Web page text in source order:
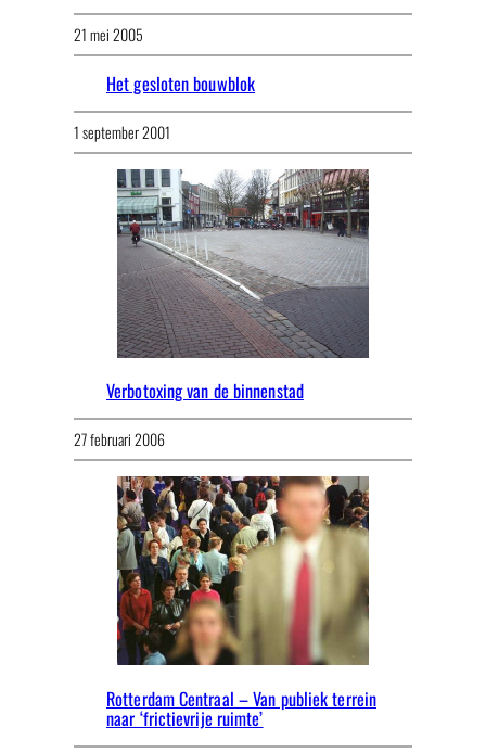
21 mei 2005
Het gesloten bouwblok
1 september 2001
Verbotoxing van de binnenstad
27 februari 2006
Rotterdam Centraal – Van publiek terrein
naar ‘frictievrije ruimte’